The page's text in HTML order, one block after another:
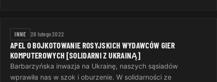
INNE 26 lutego 2022
APEL O BOJKOTOWANIE ROSYJSKICH WYDAWCÓW GIER
KOMPUTEROWYCH [SOLIDARNI Z UKRAINĄ]
Barbarzyńska inwazja na Ukrainę, naszych sąsiadów
wprawiła nas w szok i oburzenie. W solidarności ze